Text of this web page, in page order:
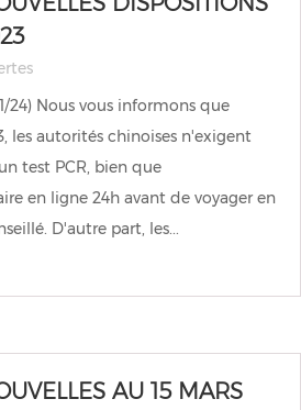
24) Nous vous informons que
les autorités chinoises n'exigent
test PCR, bien que
en ligne 24h avant de voyager en
D'autre part, les...
AU 15 MARS